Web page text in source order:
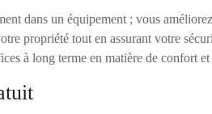
dans un équipement ; vous
propriété tout en assurant votre
à long terme en matière de confort et